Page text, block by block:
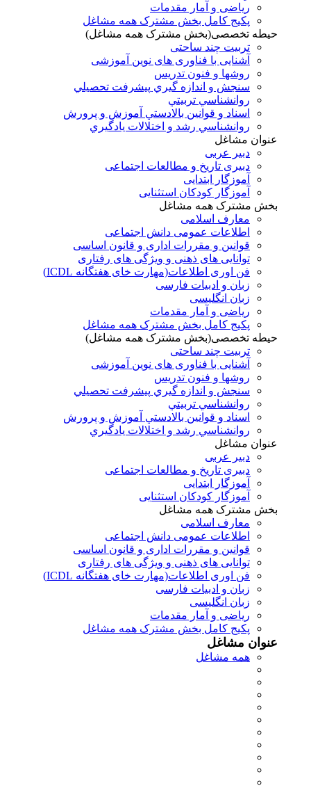
ریاضی و آمار مقدمات
پکیج کامل بخش مشترک همه مشاغل
حیطه تخصصی(بخش مشترک همه مشاغل)
تربیت چند ساحتی
آشنایی با فناوری های نوین آموزشی
روشها و فنون تدريس
سنجش و اندازه گيري پيشرفت تحصيلي
روانشناسي تربيتي
اسناد و قوانين بالادستي آموزش و پرورش
روانشناسي رشد و اختلالات يادگيري
عنوان مشاغل
دبير عربی
دبیری تاریخ و مطالعات اجتماعی
آموزگار ابتدایی
آموزگار کودکان استثنایی
بخش مشترک همه مشاغل
معارف اسلامی
اطلاعات عمومی دانش اجتماعی
قوانین و مقررات اداری و قانون اساسی
توانایی های ذهنی و ویژگی های رفتاری
فن اوری اطلاعات(مهارت خای هفتگانه ICDL)
زبان و ادبیات فارسی
زبان انگلیسی
ریاضی و آمار مقدمات
پکیج کامل بخش مشترک همه مشاغل
حیطه تخصصی(بخش مشترک همه مشاغل)
تربیت چند ساحتی
آشنایی با فناوری های نوین آموزشی
روشها و فنون تدريس
سنجش و اندازه گيري پيشرفت تحصيلي
روانشناسي تربيتي
اسناد و قوانين بالادستي آموزش و پرورش
روانشناسي رشد و اختلالات يادگيري
عنوان مشاغل
دبير عربی
دبیری تاریخ و مطالعات اجتماعی
آموزگار ابتدایی
آموزگار کودکان استثنایی
بخش مشترک همه مشاغل
معارف اسلامی
اطلاعات عمومی دانش اجتماعی
قوانین و مقررات اداری و قانون اساسی
توانایی های ذهنی و ویژگی های رفتاری
فن اوری اطلاعات(مهارت خای هفتگانه ICDL)
زبان و ادبیات فارسی
زبان انگلیسی
ریاضی و آمار مقدمات
پکیج کامل بخش مشترک همه مشاغل
عنوان مشاغل
همه مشاغل